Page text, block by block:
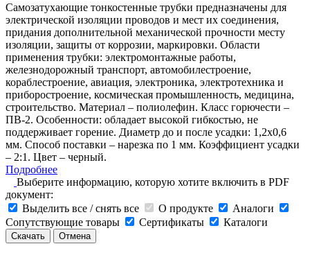
Самозатухающие тонкостенные трубки предназначены для
электрической изоляции проводов и мест их соединения,
придания дополнительной механической прочности месту
изоляции, защиты от коррозии, маркировки. Области
применения трубки: электромонтажные работы,
железнодорожный транспорт, автомобилестроение,
кораблестроение, авиация, электроника, электротехника и
приборостроение, космическая промышленность, медицина,
строительство. Материал – полиолефин. Класс горючести –
ПВ-2. Особенности: обладает высокой гибкостью, не
поддерживает горение. Диаметр до и после усадки: 1,2х0,6
мм. Способ поставки – нарезка по 1 мм. Коэффициент усадки
– 2:1. Цвет – черный.
Подробнее
Выберите информацию, которую хотите включить в PDF
документ:
Выделить все / снять все
О продукте
Аналоги
Сопутствующие товары
Сертификаты Каталоги
Скачать Отмена